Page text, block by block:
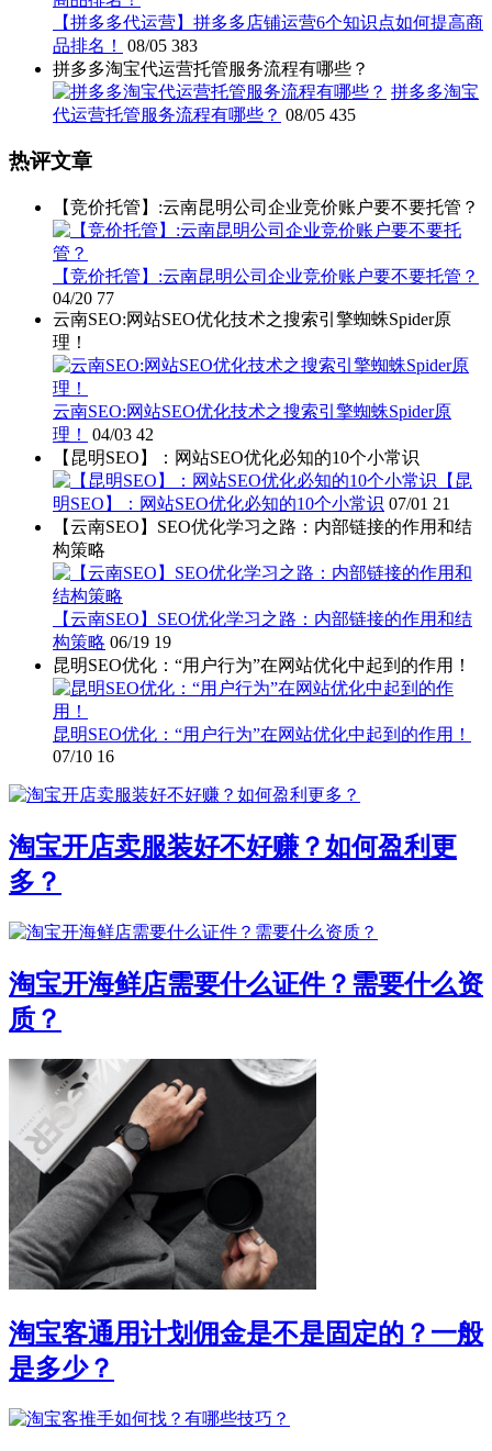
【拼多多代运营】拼多多店铺运营6个知识点如何提高商
品排名！
08/05 383
拼多多淘宝代运营托管服务流程有哪些？
拼多多淘宝
代运营托管服务流程有哪些？ 08/05 435
热评文章
【竞价托管】:云南昆明公司企业竞价账户要不要托管？
【竞价托管】:云南昆明公司企业竞价账户要不要托管？
04/20 77
云南SEO:网站SEO优化技术之搜索引擎蜘蛛Spider原
理！
云南SEO:网站SEO优化技术之搜索引擎蜘蛛Spider原
理！
04/03 42
【昆明SEO】：网站SEO优化必知的10个小常识
【昆
明SEO】：网站SEO优化必知的10个小常识 07/01 21
【云南SEO】SEO优化学习之路：内部链接的作用和结
构策略
【云南SEO】SEO优化学习之路：内部链接的作用和结
构策略 06/19 19
昆明SEO优化：“用户行为”在网站优化中起到的作用！
昆明SEO优化：“用户行为”在网站优化中起到的作用！
07/10 16
淘宝开店卖服装好不好赚？如何盈利更
多？
淘宝开海鲜店需要什么证件？需要什么资
质？
淘宝客通用计划佣金是不是固定的？一般
是多少？